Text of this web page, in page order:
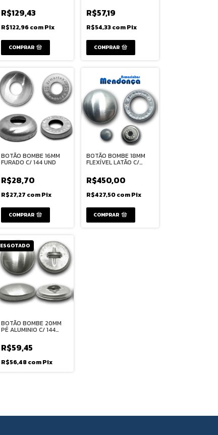
R$129,43
R$122,96comPix
COMPRAR
R$57,19
R$54,33comPix
COMPRAR
BOTÃO BOMBE 16MM
FURADO C/ 144 UND
R$28,70
R$27,27 comPix
COMPRAR
BOTÃO BOMBE 18MM
FLEXÍVEL LATÃO C/
R$450,00
R$427,50comPix
ESGOTADO
BOTÃO BOMBE 20MM
PÉ ALUMINIO C/ 144
R$59,45
R$56,48comPix